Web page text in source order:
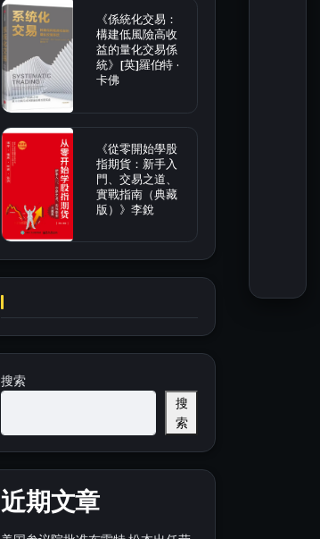
《係統化交易：
構建低風險高收
益的量化交易係
統》[英]羅伯特 ·
卡佛
《從零開始學股
指期貨：新手入
門、交易之道、
實戰指南（典藏
版）》李銳
搜索
搜
索
近期文章